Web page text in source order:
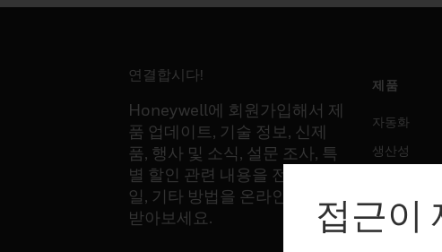
연결합시다!
Honeywell에 회원가입해서 제
품 업데이트, 기술 정보, 신제
품, 행사 및 소식, 설문 조사, 특
별 할인 관련 내용을 전화, 이메
일, 기타 방법을 온라인을 통해
받아보세요.
제품
자동화
생산성
감지 솔루션
접근이